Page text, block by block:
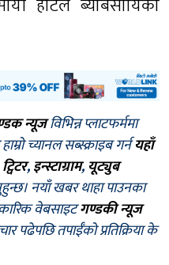
होटल ब्याबसायिको
न्यूजविभिन्न प्लाटफर्ममा
च्यानल सब्स्क्राइब गर्नयहाँ
ट्विटर,इन्स्टाग्राम, यूट्युब
नयाँ खबर थाहा पाउनका
वेबसाइटगण्डकी न्यूज
पढेपछि तपाईँको प्रतिक्रिया के